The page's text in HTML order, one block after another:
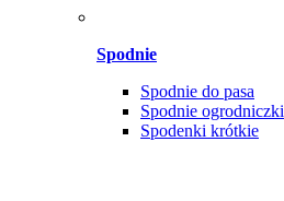
Spodnie
Spodnie do pasa
Spodnie ogrodniczki
Spodenki krótkie